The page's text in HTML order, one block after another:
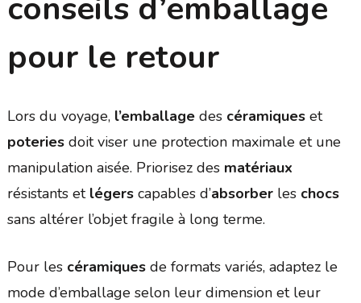
pour le retour
Lors du voyage, l’emballagedes céramiqueset
poteriesdoit viser une protection maximale et une
manipulation aisée. Priorisez des matériaux
résistants et légerscapables d’absorberles chocs
sans altérer l’objet fragile à long terme.
Pour les céramiquesde formats variés, adaptez le
mode d’emballage selon leur dimension et leur